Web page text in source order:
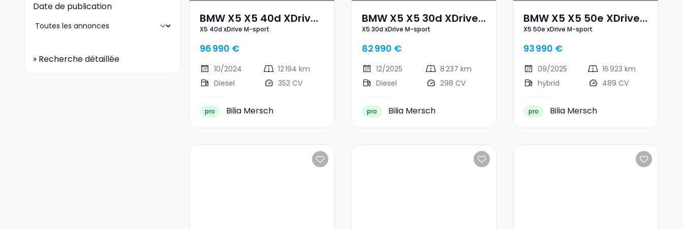
Date de publication
» Recherche détaillée
BMW X5 X5 40d XDrive
M-Sport
X5 40d xDrive M-sport
96 990 €
10/2024
12 194 km
Diesel
352 CV
pro Bilia Mersch
BMW X5 X5 30d XDrive
M-Sport
X5 30d xDrive M-sport
82 990 €
12/2025
8 237 km
Diesel
298 CV
pro Bilia Mersch
BMW X5 X5 50e XDrive
M-Sport
X5 50e xDrive M-sport
93 990 €
09/2025
16 923 km
hybrid
489 CV
pro Bilia Mersch